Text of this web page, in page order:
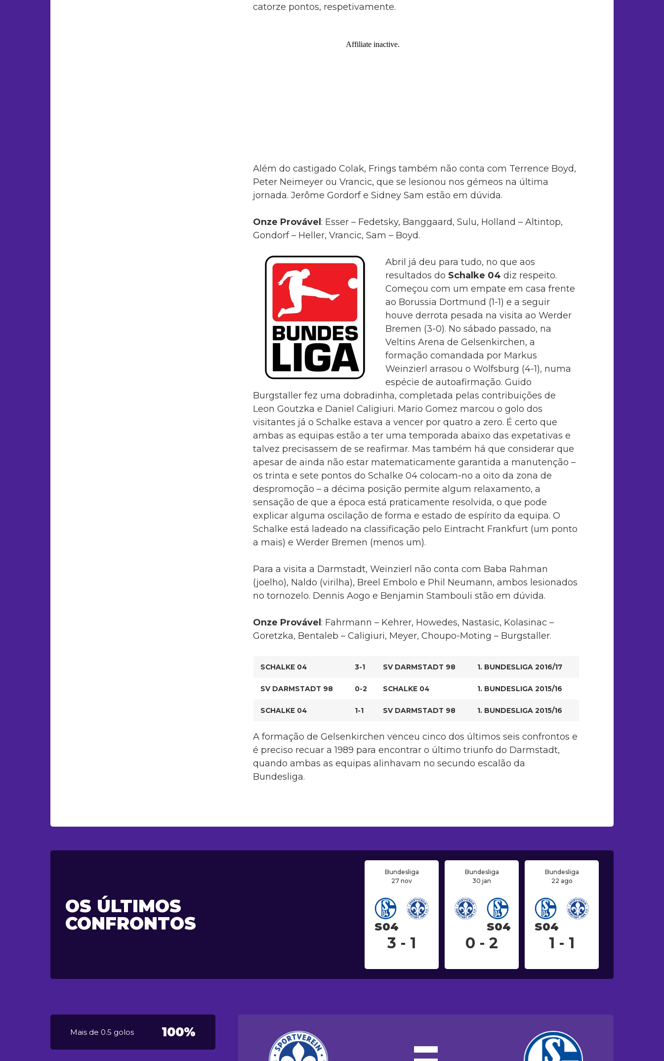
catorze pontos, respetivamente.
Além do castigado Colak, Frings também não conta com Terrence Boyd,
Peter Neimeyer ou Vrancic, que se lesionou nos gémeos na última
jornada. Jerôme Gordorf e Sidney Sam estão em dúvida.
Onze Provável: Esser – Fedetsky, Banggaard, Sulu, Holland – Altintop,
Gondorf – Heller, Vrancic, Sam – Boyd.
Abril já deu para tudo, no que aos
resultados do Schalke 04 diz respeito.
Começou com um empate em casa frente
ao Borussia Dortmund (1-1) e a seguir
houve derrota pesada na visita ao Werder
Bremen (3-0). No sábado passado, na
Veltins Arena de Gelsenkirchen, a
formação comandada por Markus
Weinzierl arrasou o Wolfsburg (4-1), numa
espécie de autoafirmação. Guido
Burgstaller fez uma dobradinha, completada pelas contribuições de
Leon Goutzka e Daniel Caligiuri. Mario Gomez marcou o golo dos
visitantes já o Schalke estava a vencer por quatro a zero. É certo que
ambas as equipas estão a ter uma temporada abaixo das expetativas e
talvez precisassem de se reafirmar. Mas também há que considerar que
apesar de ainda não estar matematicamente garantida a manutenção –
os trinta e sete pontos do Schalke 04 colocam-no a oito da zona de
despromoção – a décima posição permite algum relaxamento, a
sensação de que a época está praticamente resolvida, o que pode
explicar alguma oscilação de forma e estado de espírito da equipa. O
Schalke está ladeado na classificação pelo Eintracht Frankfurt (um ponto
a mais) e Werder Bremen (menos um).
Para a visita a Darmstadt, Weinzierl não conta com Baba Rahman
(joelho), Naldo (virilha), Breel Embolo e Phil Neumann, ambos lesionados
no tornozelo. Dennis Aogo e Benjamin Stambouli stão em dúvida.
Onze Provável: Fahrmann – Kehrer, Howedes, Nastasic, Kolasinac –
Goretzka, Bentaleb – Caligiuri, Meyer, Choupo-Moting – Burgstaller.
SCHALKE 04 3-1 SV DARMSTADT 98 1. BUNDESLIGA 2016/17
SV DARMSTADT 98 0-2 SCHALKE 04 1. BUNDESLIGA 2015/16
SCHALKE 04 1-1 SV DARMSTADT 98 1. BUNDESLIGA 2015/16
A formação de Gelsenkirchen venceu cinco dos últimos seis confrontos e
é preciso recuar a 1989 para encontrar o último triunfo do Darmstadt,
quando ambas as equipas alinhavam no secundo escalão da
Bundesliga.
OS ÚLTIMOS
CONFRONTOS
Bundesliga
27 nov
S04
3 - 1
Bundesliga
30 jan
S04
0 - 2
Bundesliga
22 ago
S04
1 - 1
Mais de 0.5 golos 100%